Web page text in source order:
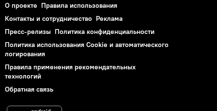
О проекте Правила использования
Контакты и сотрудничество Реклама
Пресс-релизы Политика конфиденциальности
Политика использования Cookie и автоматического
логирования
Правила применения рекомендательных
технологий
Обратная связь